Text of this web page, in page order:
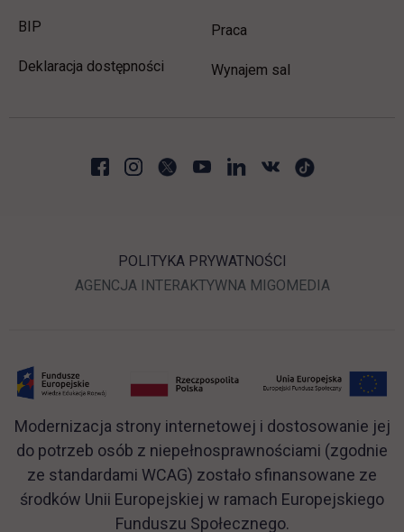
BIP link otwiera się w nowej karcie
Deklaracja dostępności
Praca
Wynajem sal
POLITYKA PRYWATNOŚCI
AGENCJA INTERAKTYWNALINK OTWIERA SIĘ W
MIGOMEDIALINK
Modernizacja strony internetowej i dostosowanie jej
do potrzeb osób z niepełnosprawnościami (zgodnie
ze standardami WCAG) zostało sfinansowane ze
środków Unii Europejskiej w ramach Europejskiego
Funduszu Społecznego.